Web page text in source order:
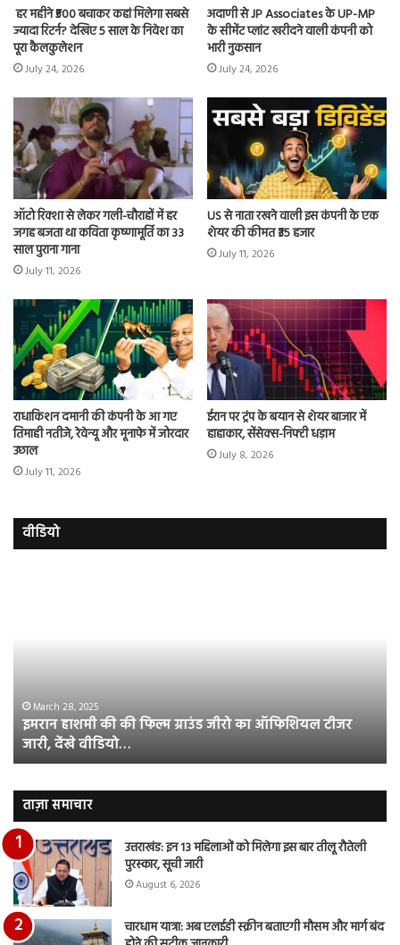
हर महीने ₹500 बचाकर कहां मिलेगा सबसे
ज्यादा रिटर्न? देखिए 5 साल के निवेश का
पूरा कैलकुलेशन
July 24, 2026
अदाणी से JP Associates के UP-MP
के सीमेंट प्लांट खरीदने वाली कंपनी को
भारी नुकसान
July 24, 2026
ऑटो रिक्शा से लेकर गली-चौराहों में हर
जगह बजता था कविता कृष्णामूर्ति का 33
साल पुराना गाना
July 11, 2026
US से नाता रखने वाली इस कंपनी के एक
शेयर की कीमत ₹35 हजार
July 11, 2026
राधाकिशन दमानी की कंपनी के आ गए
तिमाही नतीजे, रेवेन्यू और मूनाफे में जोरदार
उछाल
July 11, 2026
ईरान पर ट्रंप के बयान से शेयर बाजार में
हाहाकार, सेंसेक्स-निफ्टी धड़ाम
July 8, 2026
वीडियो
का
ऑफिशियल
टीजर
जारी,
वीडियो…
March 28, 2025
इमरान हाशमी की की फिल्म ग्राउंड जीरो का ऑफिशियल टीजर
जारी, देंखे वीडियो…
ताज़ा समाचार
उत्तराखंड: इन 13 महिलाओं को मिलेगा इस बार तीलू रौतेली
पुरस्कार, सूची जारी
August 6, 2026
चारधाम यात्रा: अब एलईडी स्क्रीन बताएगी मौसम और मार्ग बंद